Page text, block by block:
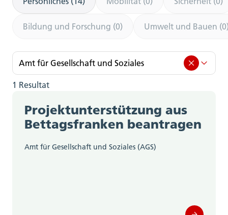
Bildung und Forschung (0) Umwelt und Bauen
Amt für Gesellschaft und Soziales
Amt für Gesellschaft und Soziales (1)
Amt für Berufsbildung, Mittel- und
Hochschulen (0)
Amt für Gemeinden (0)
1 Resultat
Projektunterstützung aus
Bettagsfranken beantragen
Amt für Gesellschaft und Soziales (AGS)